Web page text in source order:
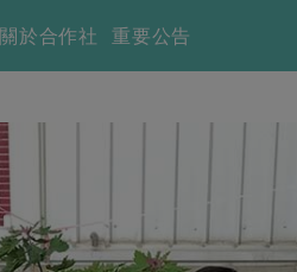
關於合作社 重要公告